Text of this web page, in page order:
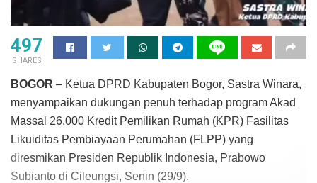
497
SHARES
BOGOR – Ketua DPRD Kabupaten Bogor, Sastra Winara,
menyampaikan dukungan penuh terhadap program Akad
Massal 26.000 Kredit Pemilikan Rumah (KPR) Fasilitas
Likuiditas Pembiayaan Perumahan (FLPP) yang
diresmikan Presiden Republik Indonesia, Prabowo
Subianto di Cileungsi, Senin (29/9).